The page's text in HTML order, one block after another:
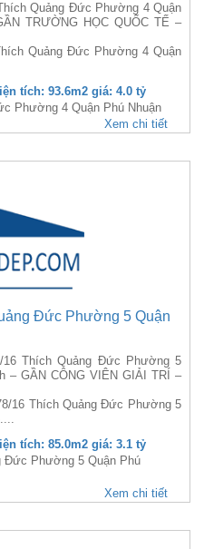
Quảng Đức Phường 4 Quận
TRƯỜNG HỌC QUỐC TẾ –
Quảng Đức Phường 4 Quận
tích: 93.6m2 giá: 4.0 tỷ
Phường 4 Quận Phú Nhuận
Xem chi tiết
Đức Phường 5 Quận
16 Thích Quảng Đức Phường 5
– GẦN CÔNG VIÊN GIẢI TRÍ –
16 Thích Quảng Đức Phường 5
tích: 85.0m2 giá: 3.1 tỷ
Đức Phường 5 Quận Phú
Xem chi tiết